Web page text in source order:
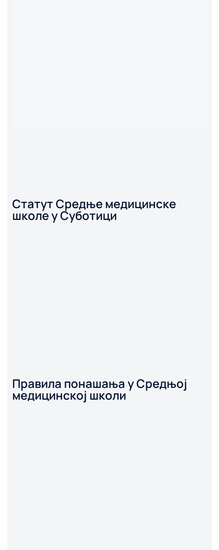
Статут Средње медицинске
школе у Суботици
Правила понашања у Средњој
медицинској школи